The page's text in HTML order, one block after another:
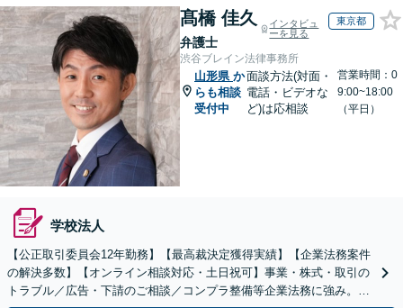
髙橋 佳久
弁護士
インタビュ
ーを見る
東京都
渋谷ブレイン法律事務所
山形県 か
らも相談
受付中
面談方法(対面・
電話・ビデオな
ど)は応相談
営業時間：0
9:00~18:00
（平日）
学校法人
【公正取引委員会12年勤務】【最高裁決定獲得実績】【企業法務案件
の解決多数】【オンライン相談対応・土日祝可】事業・株式・取引の
トラブル／広告・下請のご相談／コンプラ整備等企業法務に強み。株